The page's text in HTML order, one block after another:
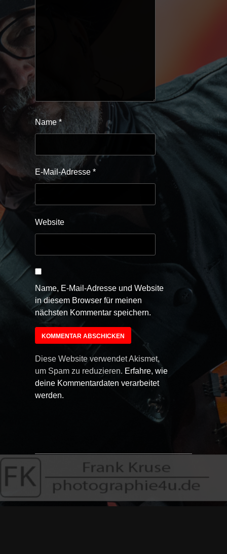
Name*
E-Mail-Adresse *
Website
Name, E-Mail-Adresse und Website
in diesem Browser für meinen
nächsten Kommentar speichern.
Diese Website verwendet Akismet,
um Spam zu reduzieren. Erfahre, wie
deine Kommentardaten verarbeitet
werden.